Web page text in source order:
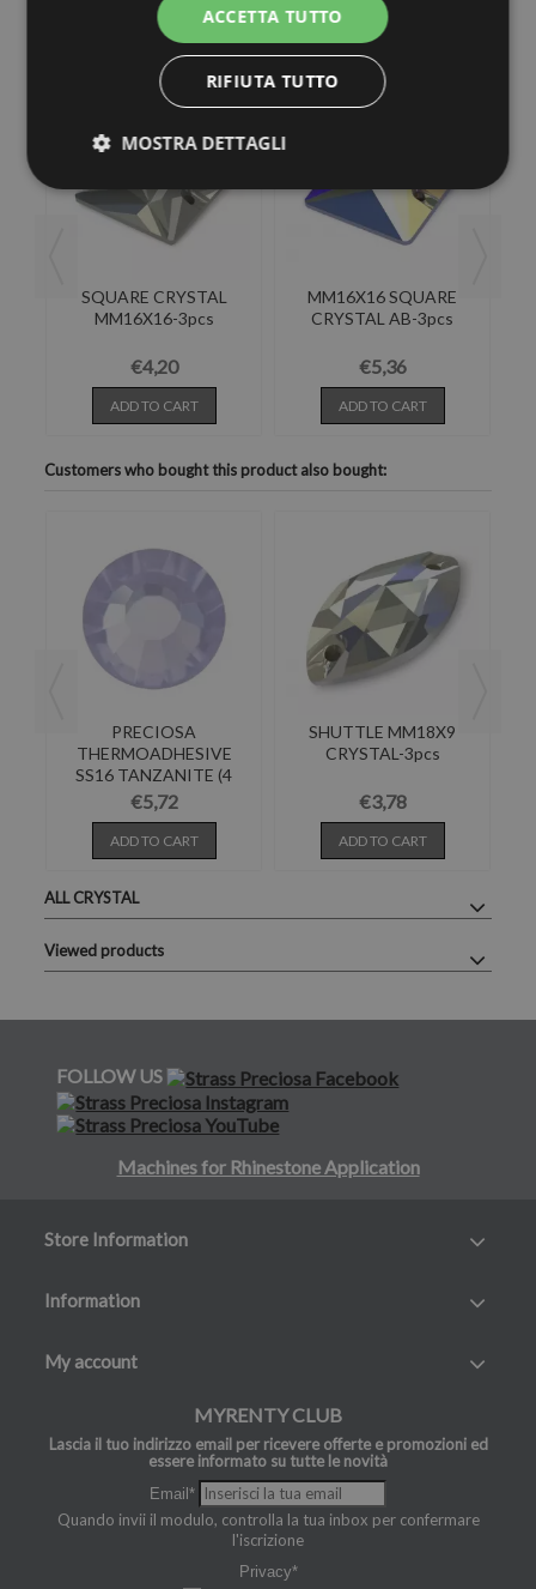
30 other products in the same category:
SQUARE CRYSTAL
MM16X16-3pcs
€4,20
ADD TO CART
MM16X16 SQUARE
CRYSTAL AB-3pcs
€5,36
ADD TO CART
Customers who bought this product also bought:
PRECIOSA
THERMOADHESIVE
SS16 TANZANITE (4
mm)-Pack of 144
€5,72
ADD TO CART
SHUTTLE MM18X9
CRYSTAL-3pcs
€3,78
ADD TO CART
ALL CRYSTAL
Viewed products
FOLLOW US
Machines for Rhinestone Application
Store Information
Information
My account
MYRENTY CLUB
Lascia il tuo indirizzo email per ricevere offerte e promozioni ed
essere informato su tutte le novità
Email*
Quando invii il modulo, controlla la tua inbox per confermare
l'iscrizione
Privacy*
ACCETTA TUTTO
RIFIUTA TUTTO
MOSTRA DETTAGLI